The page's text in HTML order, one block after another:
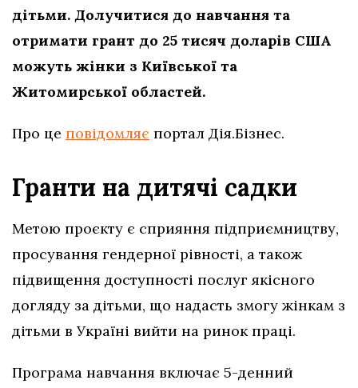
дітьми. Долучитися до навчання та
отримати грант до 25 тисяч доларів США
можуть жінки з Київської та
Житомирської областей.
Про це повідомляє портал Дія.Бізнес.
Гранти на дитячі садки
Метою проєкту є сприяння підприємництву,
просування гендерної рівності, а також
підвищення доступності послуг якісного
догляду за дітьми, що надасть змогу жінкам з
дітьми в Україні вийти на ринок праці.
Програма навчання включає 5-денний